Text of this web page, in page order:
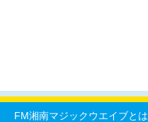
FM湘南マジックウエイブとは